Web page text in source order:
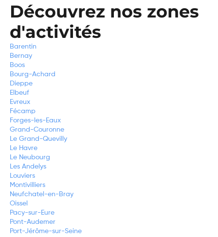
Découvrez nos zones
d'activités
Barentin
Bernay
Boos
Bourg-Achard
Dieppe
Elbeuf
Evreux
Fécamp
Forges-les-Eaux
Grand-Couronne
Le Grand-Quevilly
Le Havre
Le Neubourg
Les Andelys
Louviers
Montivilliers
Neufchatel-en-Bray
Oissel
Pacy-sur-Eure
Pont-Audemer
Port-Jérôme-sur-Seine